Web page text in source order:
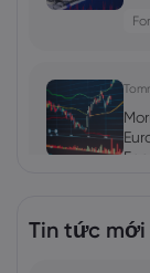
Tin tức